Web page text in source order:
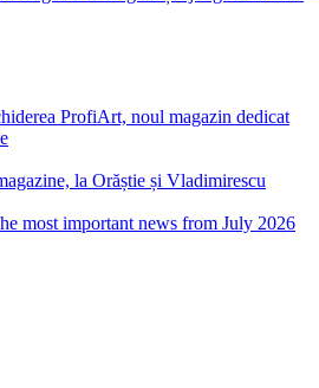
ProfiArt, noul magazin dedicat
la Orăștie și Vladimirescu
most important news from July 2026